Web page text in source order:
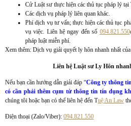
Cử Luật sư thực hiện các thủ tục pháp lý tại
Các dịch vụ pháp lý liên quan khác.
Phí dịch vụ tư vấn; thực hiện các thủ tục
vụ việc. Liên hệ ngay đến số 094.821.550
pháp luật miễn phí.
Xem thêm: Dịch vụ giải quyết ly hôn nhanh nhất của
Liên hệ Luật sư Ly Hôn
Nếu bạn cần hướng dẫn giải đáp “Công ty thông
có cần phải thêm cụm từ thông tin tín dụng
chúng tôi hoặc bạn có thể liên hệ đến Tuệ An Law
Điện thoại (Zalo/Viber): 094.821.550